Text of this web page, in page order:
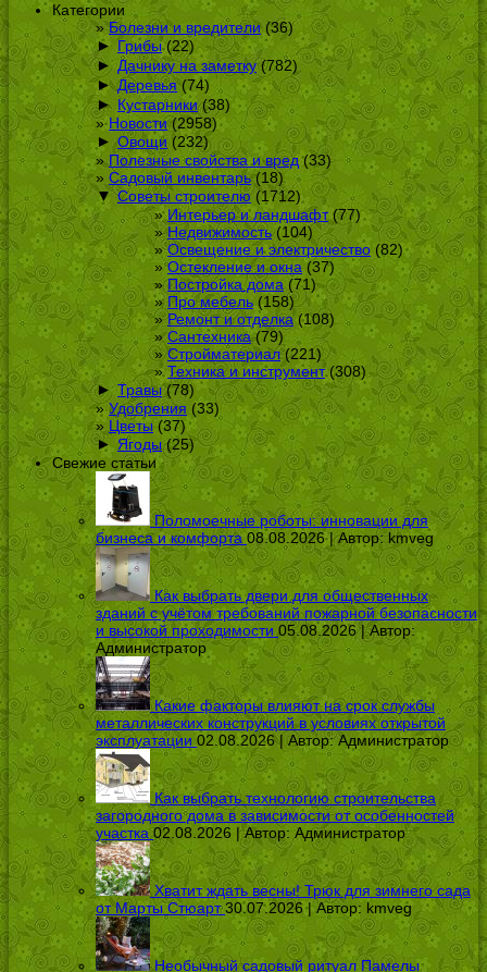
Категории
Болезни и вредители(36)
► Грибы(22)
► Дачнику на заметку(782)
► Деревья(74)
► Кустарники(38)
Новости(2958)
► Овощи (232)
Полезные свойства и вред(33)
Садовый инвентарь(18)
▼ Советы строителю(1712)
Интерьер и ландшафт(77)
Недвижимость(104)
Освещение и электричество (82)
Остекление и окна (37)
Постройка дома (71)
Про мебель (158)
Ремонт и отделка(108)
Сантехника(79)
Стройматериал(221)
Техника и инструмент(308)
► Травы(78)
Удобрения (33)
Цветы(37)
► Ягоды(25)
Свежие статьи
Поломоечные роботы: инновации для
бизнеса и комфорта 08.08.2026 | Автор:kmveg
Как выбрать двери для общественных
зданий с учётом требований пожарной безопасности
и высокой проходимости 05.08.2026 | Автор:
Администратор
Какие факторы влияют на срок службы
металлических конструкций в условиях открытой
эксплуатации 02.08.2026 | Автор:Администратор
Как выбрать технологию строительства
загородного дома в зависимости от особенностей
участка 02.08.2026 | Автор:Администратор
Хватит ждать весны! Трюк для зимнего сада
от Марты Стюарт 30.07.2026 | Автор: kmveg
Необычный садовый ритуал Памелы